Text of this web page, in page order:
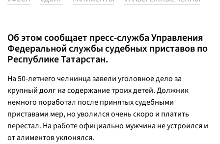
Об этом сообщает пресс-служба Управления
Федеральной службы судебных приставов по
Республике Татарстан.
На 50-летнего челнинца завели уголовное дело за
крупный долг на содержание троих детей. Должник
немного поработал после принятых судебными
приставами мер, но уволился очень скоро и платить
перестал. На работе официально мужчина не устроился и
от алиментов уклонялся.